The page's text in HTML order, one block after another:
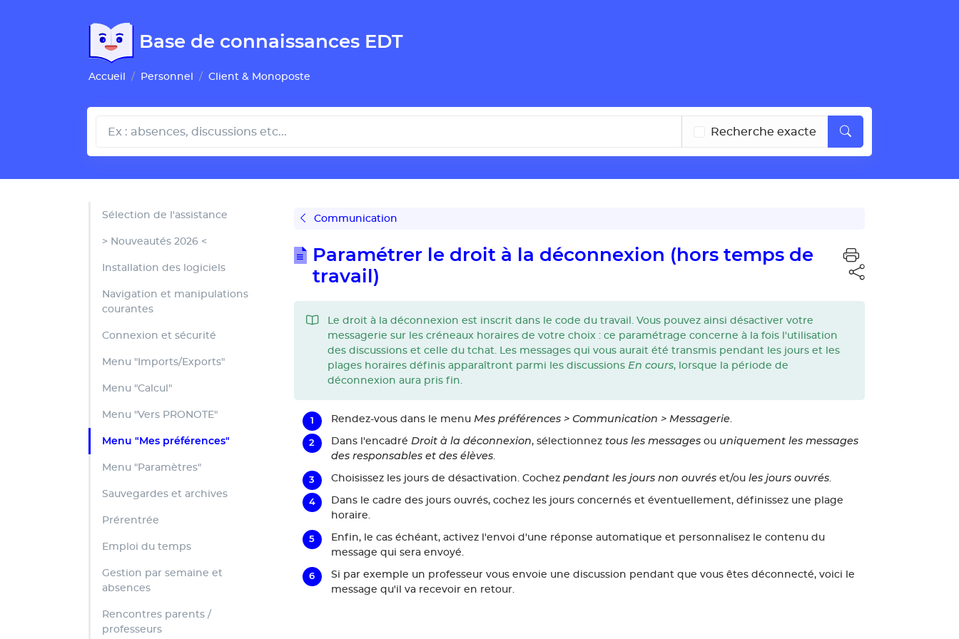
Base de connaissances EDT
Accueil Personnel Client & Monoposte
Recherche exacte
Sélection de l'assistance
> Nouveautés 2026 <
Installation des logiciels
Navigation et manipulations
courantes
Connexion et sécurité
Menu "Imports/Exports"
Menu "Calcul"
Menu "Vers PRONOTE"
Menu "Mes préférences"
Menu "Paramètres"
Sauvegardes et archives
Prérentrée
Emploi du temps
Gestion par semaine et
absences
Rencontres parents /
professeurs
Communication
Paramétrer le droit à la déconnexion (hors temps de
travail)
Le droit à la déconnexion est inscrit dans le code du travail. Vous pouvez ainsi désactiver votre
messagerie sur les créneaux horaires de votre choix : ce paramétrage concerne à la fois l'utilisation
des discussions et celle du tchat. Les messages qui vous aurait été transmis pendant les jours et les
plages horaires définis apparaîtront parmi les discussions En cours, lorsque la période de
déconnexion aura pris fin.
Rendez-vous dans le menu Mes préférences > Communication > Messagerie.
Dans l'encadré Droit à la déconnexion, sélectionnez tous les messagesou uniquement les messages
des responsables et des élèves.
Choisissez les jours de désactivation. Cochez pendant les jours non ouvréset/ou les jours ouvrés.
Dans le cadre des jours ouvrés, cochez les jours concernés et éventuellement, définissez une plage
horaire.
Enfin, le cas échéant, activez l'envoi d'une réponse automatique et personnalisez le contenu du
message qui sera envoyé.
Si par exemple un professeur vous envoie une discussion pendant que vous êtes déconnecté, voici le
message qu'il va recevoir en retour.